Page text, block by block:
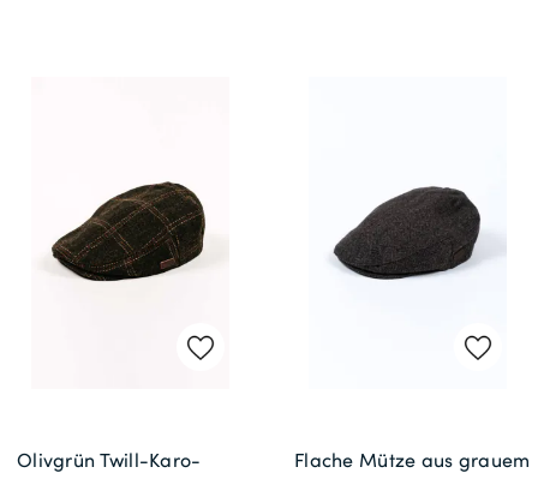
Olivgrün Twill-Karo-
Flache Mütze aus grauem